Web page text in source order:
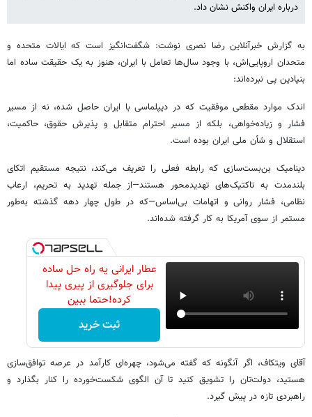
درباره ایران واکنش نشان داد.
به گزارش خبرآنلاین رضا نصری نوشت: شگفت‌انگیز است که ایالات متحده و
متحدان اروپایی‌اش، با وجود سال‌ها تعامل با ایران، هنوز به یک حقیقت ساده اما
بنیادین پی نبرده‌اند:
اندک موارد مقطعی موفقیت که در دیپلماسی با ایران حاصل شده، نه از مسیر
فشار و زیاده‌خواهی، بلکه از مسیر احترام متقابل و پذیرش حقوق، حاکمیت،
استقلال و شأن ملی ایران بوده است.
دینامیک بن‌بست‌سازی که رابطه‌ فعلی را تعریف می‌کند، نتیجه‌ مستقیم اتکای
بلندمدت به تاکتیک‌های تهدیدمحور هستند—از جمله تهدید به تحریم، ارعاب
نظامی، فشار روانی و اتهامات بی‌اساس—که در طول چهار دهه‌ گذشته به‌طور
مستمر از سوی آمریکا به کار گرفته شده‌اند.
عطار ایرانی یه راه حل ساده
برای جلوگیری از پیری پیدا
کرده!حتما ببین
ثبت خرید
آقای ویتکاف، اگر آنگونه که گفته می‌شود، چهره‌ای کارآمد در عرصه توافق‌سازی
هستید، دولت‌تان را تشویق کنید تا آن الگوی شکست‌خورده را کنار بگذارد و
راهبردی تازه در پیش گیرد.